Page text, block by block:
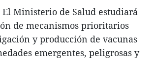
El Ministerio de Salud estudiará
de mecanismos prioritarios
y producción de vacunas
emergentes, peligrosas y